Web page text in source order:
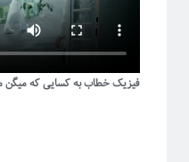
نجوم نسبیت
همه‌گیری پایتون
پدیده‌های بحرانی
فیزیک خطاب به کسایی که میگن